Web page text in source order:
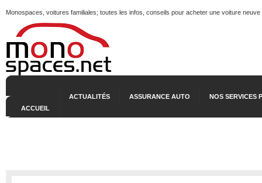
Monospaces, voitures familiales; toutes les infos, conseils pour acheter une voiture
ACCUEIL
ACTUALITÉS ASSURANCE AUTO NOS SERVICES